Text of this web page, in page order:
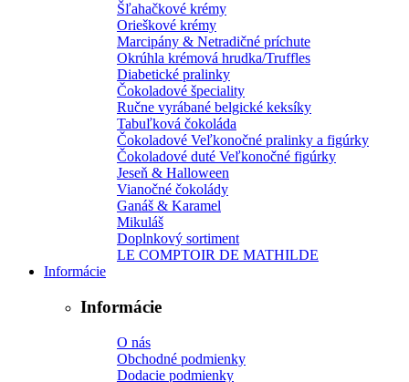
Šľahačkové krémy
Orieškové krémy
Marcipány & Netradičné príchute
Okrúhla krémová hrudka/Truffles
Diabetické pralinky
Čokoladové špeciality
Ručne vyrábané belgické keksíky
Tabuľková čokoláda
Čokoladové Veľkonočné pralinky a figúrky
Čokoladové duté Veľkonočné figúrky
Jeseň & Halloween
Vianočné čokolády
Ganáš & Karamel
Mikuláš
Doplnkový sortiment
LE COMPTOIR DE MATHILDE
Informácie
Informácie
O nás
Obchodné podmienky
Dodacie podmienky